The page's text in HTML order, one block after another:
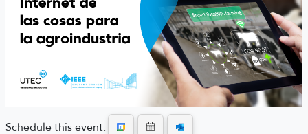
Schedule this event: